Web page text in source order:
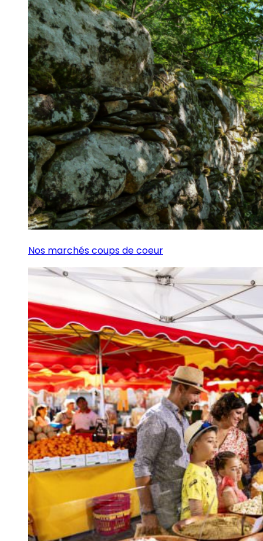
Nos marchés coups de coeur